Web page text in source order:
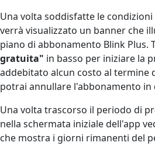
Una volta soddisfatte le
verrà visualizzato un banner che
piano di abbonamento Blink Plus.
gratuita" in basso per iniziare la
addebitato alcun costo al termine
potrai annullare l'abbonamento in
Una volta trascorso il periodo di
nella schermata iniziale dell'app
che mostra i giorni rimanenti del